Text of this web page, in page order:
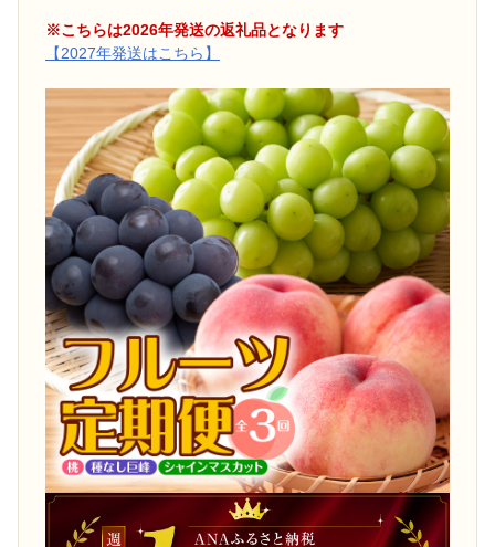
※こちらは2026年発送の返礼品となります
【2027年発送はこちら】